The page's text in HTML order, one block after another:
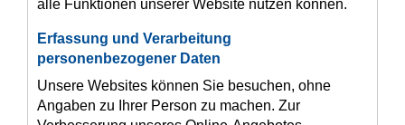
alle Funktionen unserer Website nutzen können.
Erfassung und Verarbeitung
personenbezogener Daten
Unsere Websites können Sie besuchen, ohne
Angaben zu Ihrer Person zu machen. Zur